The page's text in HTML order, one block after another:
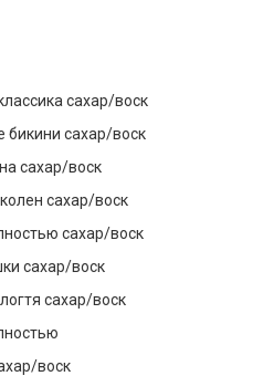
сахар/воск
бикини сахар/воск
сахар/воск
сахар/воск
сахар/воск
сахар/воск
сахар/воск
воск